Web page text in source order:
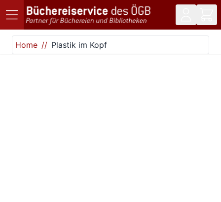
Direkt zum Inhalt
Home
Plastik im Kopf